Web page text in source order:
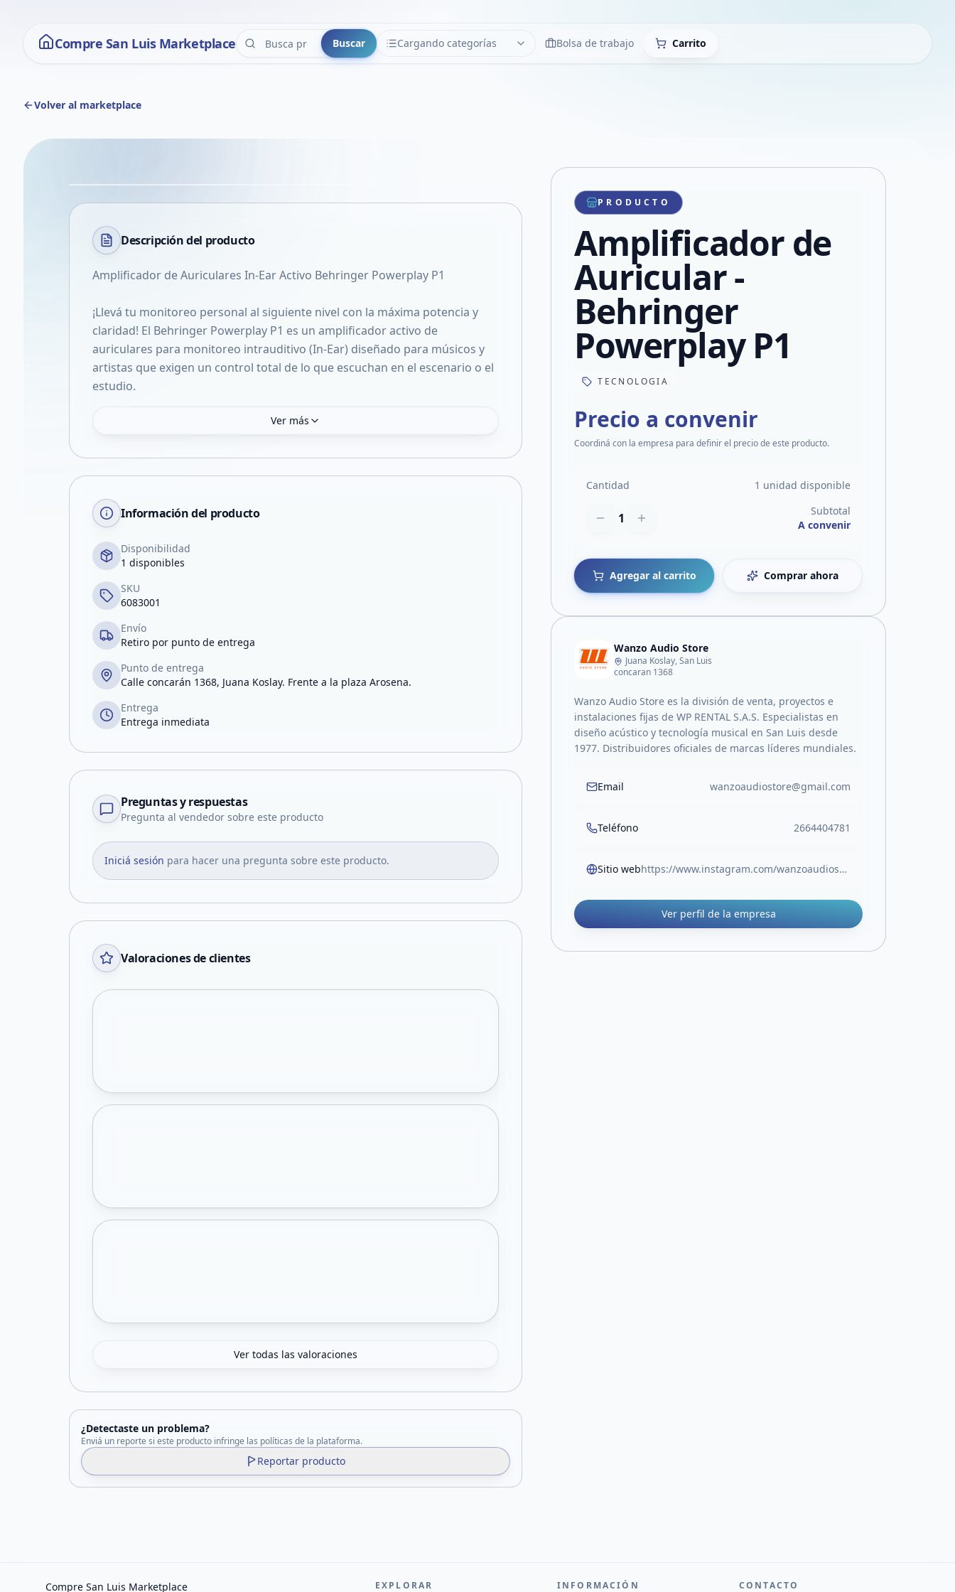
Compre San Luis Marketplace Buscar Cargando categorías
CATEGORÍAS LimpiarBolsa de trabajo Carrito
Volver al marketplace
VER EN PANTALLA COMPLETA
Compartir producto
Compartir por WhatsApp
Compartir por mail
Compartir en Facebook
Compartir en X
Descripción del producto
Amplificador de Auriculares In-Ear Activo Behringer Powerplay P1
¡Llevá tu monitoreo personal al siguiente nivel con la máxima potencia y
claridad! El Behringer Powerplay P1 es un amplificador activo de
auriculares para monitoreo intrauditivo (In-Ear) diseñado para músicos y
artistas que exigen un control total de lo que escuchan en el escenario o el
estudio.
Ver más
Información del producto
Disponibilidad
1 disponibles
SKU
6083001
Envío
Retiro por punto de entrega
Punto de entrega
Calle concarán 1368, Juana Koslay. Frente a la plaza Arosena.
Entrega
Entrega inmediata
Preguntas y respuestas
Pregunta al vendedor sobre este producto
Iniciá sesión para hacer una pregunta sobre este producto.
Valoraciones de clientes
Ver todas las valoraciones
¿Detectaste un problema?
Enviá un reporte si este producto infringe las políticas de la plataforma.
Reportar producto
PRODUCTO
Amplificador de
Auricular -
Behringer
Powerplay P1
TECNOLOGIA
Precio a convenir
Coordiná con la empresa para definir el precio de este producto.
Cantidad 1 unidad disponible
1
Subtotal
A convenir
Agregar al carrito Comprar ahora
Wanzo Audio Store
Juana Koslay, San Luis
concaran 1368
Wanzo Audio Store es la división de venta, proyectos e
instalaciones fijas de WP RENTAL S.A.S. Especialistas en
diseño acústico y tecnología musical en San Luis desde
1977. Distribuidores oficiales de marcas líderes mundiales.
Email wanzoaudiostore@gmail.com
Teléfono 2664404781
Sitio web https://www.instagram.com/wanzoaudiostore/
Ver perfil de la empresa
Compre San Luis Marketplace EXPLORAR INFORMACIÓN CONTACTO